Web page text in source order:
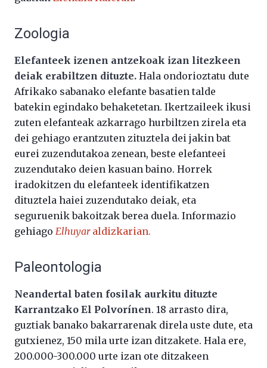
Zoologia
Elefanteek izenen antzekoak izan litezkeen
deiak erabiltzen dituzte. Hala ondorioztatu dute
Afrikako sabanako elefante basatien talde
batekin egindako behaketetan. Ikertzaileek ikusi
zuten elefanteak azkarrago hurbiltzen zirela eta
dei gehiago erantzuten zituztela dei jakin bat
eurei zuzendutakoa zenean, beste elefanteei
zuzendutako deien kasuan baino. Horrek
iradokitzen du elefanteek identifikatzen
dituztela haiei zuzendutako deiak, eta
seguruenik bakoitzak berea duela. Informazio
gehiago Elhuyaraldizkarian.
Paleontologia
Neandertal baten fosilak aurkitu dituzte
Karrantzako El Polvorínen. 18 arrasto dira,
guztiak banako bakarrarenak direla uste dute, eta
gutxienez, 150 mila urte izan ditzakete. Hala ere,
200.000-300.000 urte izan ote ditzakeen